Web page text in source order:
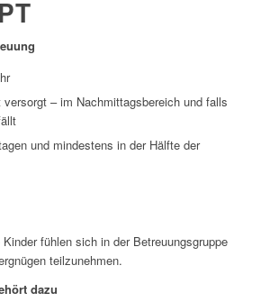
– im Nachmittagsbereich und falls
und mindestens in der Hälfte der
fühlen sich in der Betreuungsgruppe
teilzunehmen.
dazu